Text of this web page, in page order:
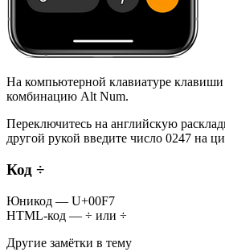
На компьютерной клавиатуре клавиши
комбинацию Alt Num.
Переключитесь на английскую
другой рукой введите число 0247 на
Код ÷
Юникод — U+00F7
HTML-код — ÷ или ÷
Другие замётки в тему